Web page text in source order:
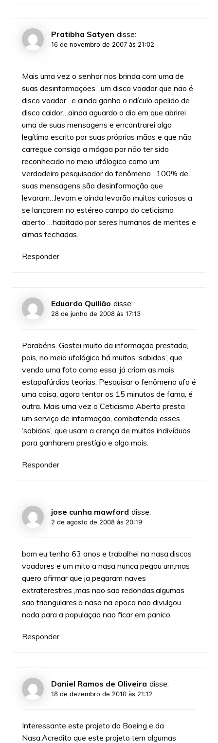
Pratibha Satyen disse:
16 de novembro de 2007 às 21:02
Mais uma vez o senhor nos brinda com uma de
suas desinformações…um disco voador que não é
disco voador…e ainda ganha o ridículo apelido de
disco caidor…ainda aguardo o dia em que abrirei
uma de suas mensagens e encontrarei algo
legítimo escrito por suas próprias mãos e que não
carregue consigo a mágoa por não ter sido
reconhecido no meio ufólogico como um
verdadeiro pesquisador do fenômeno…100% de
suas mensagens são desinformação que
levaram…levam e ainda levarão muitos curiosos a
se lançarem no estéreo campo do ceticismo
aberto …habitado por seres humanos de mentes e
almas fechadas.
Responder
Eduardo Quilião disse:
28 de junho de 2008 às 17:13
Parabéns. Gostei muito da informação prestada,
pois, no meio ufológico há muitos ‘sabidos’, que
vendo uma foto como essa, já criam as mais
estapafúrdias teorias. Pesquisar o fenômeno ufo é
uma coisa, agora tentar os 15 minutos de fama, é
outra. Mais uma vez o Ceticismo Aberto presta
um serviço de informação, combatendo esses
‘sabidos’, que usam a crença de muitos indivíduos
para ganharem prestígio e algo mais.
Responder
jose cunha mawford disse:
2 de agosto de 2008 às 20:19
bom eu tenho 63 anos e trabalhei na nasa.discos
voadores e um mito a nasa nunca pegou um,mas
quero afirmar que ja pegaram naves
extraterestres ,mas nao sao redondas.algumas
sao triangulares.a nasa na epoca nao divulgou
nada para a populaçao nao ficar em panico.
Responder
Daniel Ramos de Oliveira disse:
18 de dezembro de 2010 às 21:12
Interessante este projeto da Boeing e da
Nasa.Acredito que este projeto tem algumas